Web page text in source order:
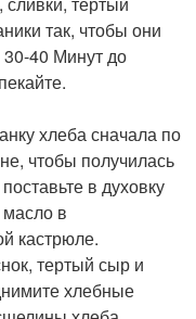
так, чтобы они
40 Минут до
хлеба сначала по
чтобы получилась
в духовку
в
кастрюле.
тертый сыр и
хлебные